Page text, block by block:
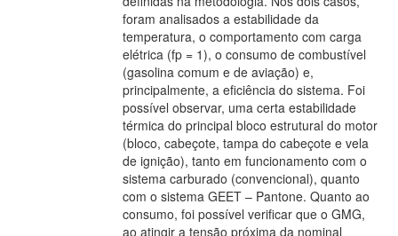
foram analisados a estabilidade da
temperatura, o comportamento com carga
elétrica (fp = 1), o consumo de combustível
(gasolina comum e de aviação) e,
principalmente, a eficiência do sistema. Foi
possível observar, uma certa estabilidade
térmica do principal bloco estrutural do motor
(bloco, cabeçote, tampa do cabeçote e vela
de ignição), tanto em funcionamento com o
sistema carburado (convencional), quanto
com o sistema GEET – Pantone. Quanto ao
consumo, foi possível verificar que o GMG,
ao atingir a tensão próxima da nominal